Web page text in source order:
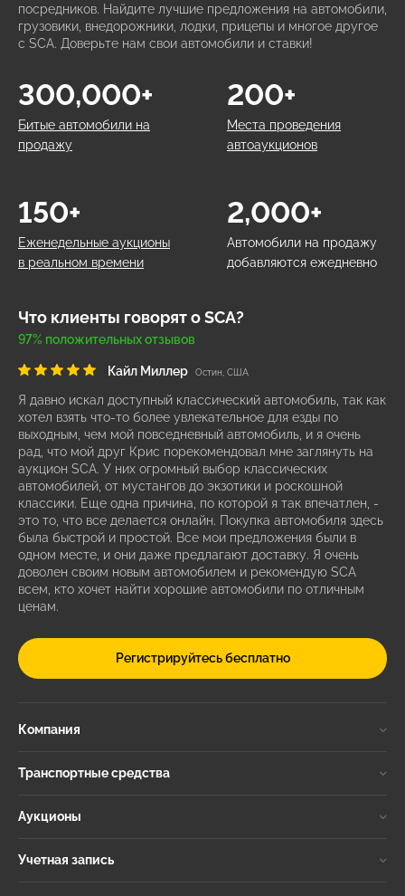
посредников. Найдите лучшие предложения на автомобили,
грузовики, внедорожники, лодки, прицепы и многое другое
с SCA. Доверьте нам свои автомобили и ставки!
Битые автомобили на
продажу
300,000+
Места проведения
автоаукционов
200+
Еженедельные аукционы
в реальном времени
150+
Автомобили на продажу
добавляются ежедневно
2,000+
Что клиенты говорят о SCA?
97% положительных отзывов
Кайл Миллер Остин, США
Я давно искал доступный классический автомобиль, так как
хотел взять что-то более увлекательное для езды по
выходным, чем мой повседневный автомобиль, и я очень
рад, что мой друг Крис порекомендовал мне заглянуть на
аукцион SCA. У них огромный выбор классических
автомобилей, от мустангов до экзотики и роскошной
классики. Еще одна причина, по которой я так впечатлен, -
это то, что все делается онлайн. Покупка автомобиля здесь
была быстрой и простой. Все мои предложения были в
одном месте, и они даже предлагают доставку. Я очень
доволен своим новым автомобилем и рекомендую SCA
всем, кто хочет найти хорошие автомобили по отличным
ценам.
Регистрируйтесь бесплатно
Компания
Транспортные средства
Аукционы
Учетная запись